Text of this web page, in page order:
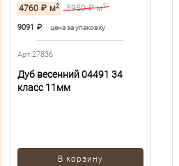
4760 ₽ м2 5950 ₽ м2
9091 ₽ цена за упаковку
Арт.27836
Дуб весенний 04491 34
класс 11мм
В корзину